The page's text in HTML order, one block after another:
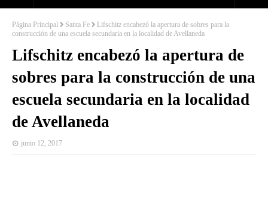
Página Principal Santa Fe
Lifschitz encabezó la apertura de sobres para la
construcción de una escuela secundaria en la localidad de Avellaneda
Lifschitz encabezó la apertura de
sobres para la construcción de una
escuela secundaria en la localidad
de Avellaneda
junio 12, 2017